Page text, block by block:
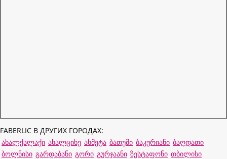
FABERLIC В ДРУГИХ ГОРОДАХ:
ახალქალაქი ახალციხე ახმეტა ბათუმი ბაკურიანი ბაღდათი
ბოლნისი გარდაბანი გორი გურჯაანი ზესტაფონი თბილისი